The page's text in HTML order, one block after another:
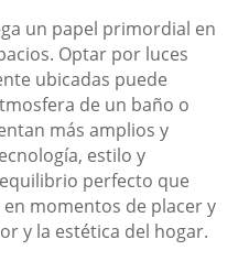
un papel primordial en
Optar por luces
ubicadas puede
de un baño o
más amplios y
estilo y
perfecto que
momentos de placer y
y la estética del hogar.